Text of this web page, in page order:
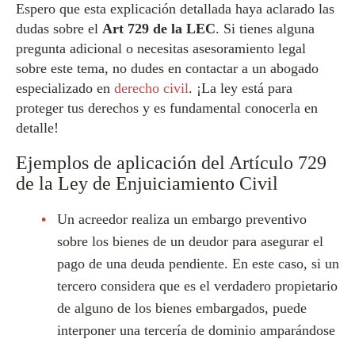
Espero que esta explicación detallada haya aclarado las
dudas sobre el Art 729 de la LEC. Si tienes alguna
pregunta adicional o necesitas asesoramiento legal
sobre este tema, no dudes en contactar a un abogado
especializado en derecho civil. ¡La ley está para
proteger tus derechos y es fundamental conocerla en
detalle!
Ejemplos de aplicación del Artículo 729
de la Ley de Enjuiciamiento Civil
Un acreedor realiza un embargo preventivo
sobre los bienes de un deudor para asegurar el
pago de una deuda pendiente. En este caso, si un
tercero considera que es el verdadero propietario
de alguno de los bienes embargados, puede
interponer una tercería de dominio amparándose